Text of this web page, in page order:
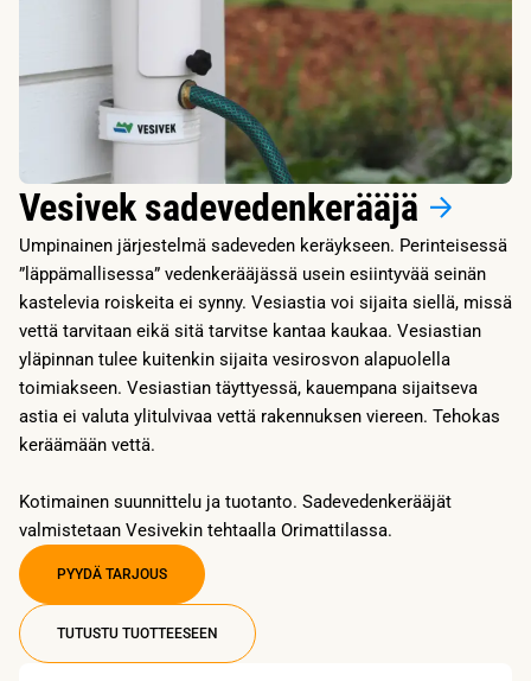
Vesivek sadevedenkerääjä
Umpinainen järjestelmä sadeveden keräykseen. Perinteisessä
”läppämallisessa” vedenkerääjässä usein esiintyvää seinän
kastelevia roiskeita ei synny. Vesiastia voi sijaita siellä, missä
vettä tarvitaan eikä sitä tarvitse kantaa kaukaa. Vesiastian
yläpinnan tulee kuitenkin sijaita vesirosvon alapuolella
toimiakseen. Vesiastian täyttyessä, kauempana sijaitseva
astia ei valuta ylitulvivaa vettä rakennuksen viereen. Tehokas
keräämään vettä.
Kotimainen suunnittelu ja tuotanto. Sadevedenkerääjät
valmistetaan Vesivekin tehtaalla Orimattilassa.
PYYDÄ TARJOUS
TUTUSTU TUOTTEESEEN